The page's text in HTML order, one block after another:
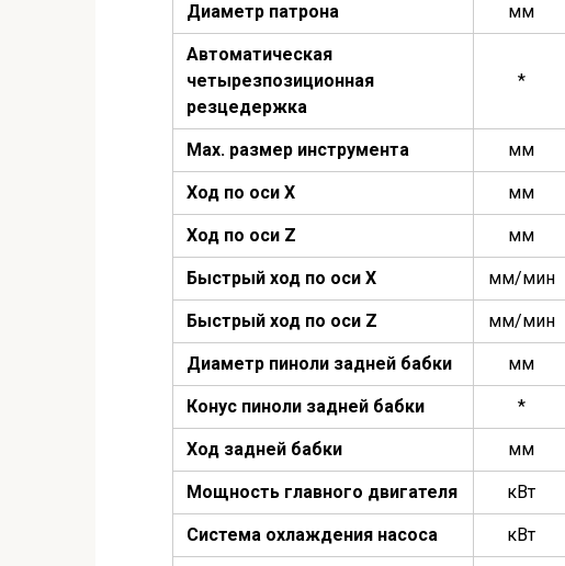
Диаметр патрона мм
Автоматическая
четырезпозиционная
резцедержка
*
Мах. размер инструмента мм
Ход по оси Х мм
Ход по оси Z мм
Быстрый ход по оси Х мм/мин
Быстрый ход по оси Z мм/мин
Диаметр пиноли задней бабки мм
Конус пиноли задней бабки *
Ход задней бабки мм
Мощность главного двигателя кВт
Система охлаждения насоса кВт